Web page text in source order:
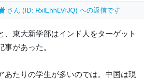
さん (ID: RxlEhhLVrJQ) への返信です
、東大新学部はインド人をターゲット
事があった。
あたりの学生が多いのでは。中国は現